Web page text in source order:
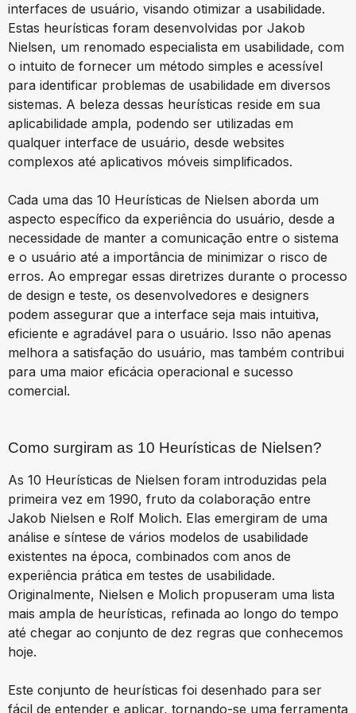
interfaces de usuário, visando otimizar a usabilidade.
Estas heurísticas foram desenvolvidas por Jakob
Nielsen, um renomado especialista em usabilidade, com
o intuito de fornecer um método simples e acessível
para identificar problemas de usabilidade em diversos
sistemas. A beleza dessas heurísticas reside em sua
aplicabilidade ampla, podendo ser utilizadas em
qualquer interface de usuário, desde websites
complexos até aplicativos móveis simplificados.
Cada uma das 10 Heurísticas de Nielsen aborda um
aspecto específico da experiência do usuário, desde a
necessidade de manter a comunicação entre o sistema
e o usuário até a importância de minimizar o risco de
erros. Ao empregar essas diretrizes durante o processo
de design e teste, os desenvolvedores e designers
podem assegurar que a interface seja mais intuitiva,
eficiente e agradável para o usuário. Isso não apenas
melhora a satisfação do usuário, mas também contribui
para uma maior eficácia operacional e sucesso
comercial.
Como surgiram as 10 Heurísticas de Nielsen?
As 10 Heurísticas de Nielsen foram introduzidas pela
primeira vez em 1990, fruto da colaboração entre
Jakob Nielsen e Rolf Molich. Elas emergiram de uma
análise e síntese de vários modelos de usabilidade
existentes na época, combinados com anos de
experiência prática em testes de usabilidade.
Originalmente, Nielsen e Molich propuseram uma lista
mais ampla de heurísticas, refinada ao longo do tempo
até chegar ao conjunto de dez regras que conhecemos
hoje.
Este conjunto de heurísticas foi desenhado para ser
fácil de entender e aplicar, tornando-se uma ferramenta